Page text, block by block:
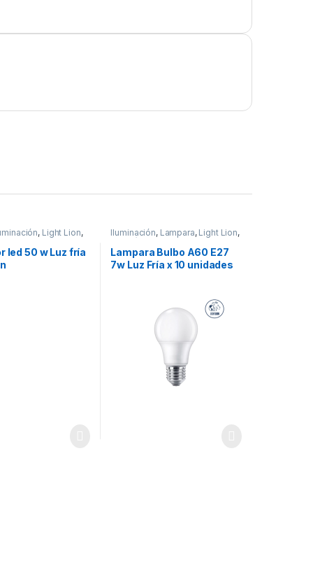
, Light Lion,
Materiales
Reflector
led 50 w Luz fría
Iluminación, Lampara, Light Lion,
Luz Fría
Lampara Bulbo A60 E27
7w Luz Fría x 10 unidades